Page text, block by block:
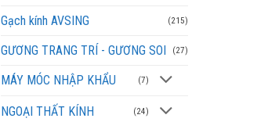
Gạch kính AVSING (215)
GƯƠNG TRANG TRÍ - GƯƠNG SOI (27)
MÁY MÓC NHẬP KHẨU (7)
NGOẠI THẤT KÍNH (24)